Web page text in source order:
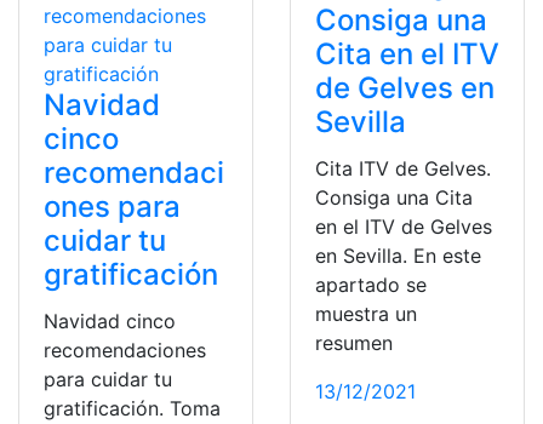
Navidad
cinco
recomendaci
ones para
cuidar tu
gratificación
Navidad cinco
recomendaciones
para cuidar tu
gratificación. Toma
Consiga una
Cita en el ITV
de Gelves en
Sevilla
Cita ITV de Gelves.
Consiga una Cita
en el ITV de Gelves
en Sevilla. En este
apartado se
muestra un
resumen
13/12/2021